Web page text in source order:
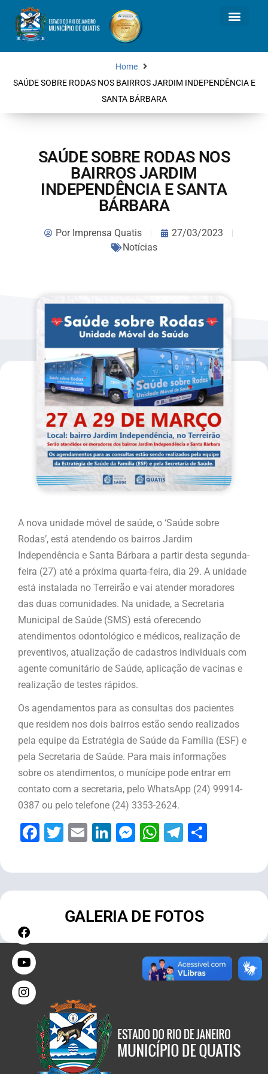
Home
SAÚDE SOBRE RODAS NOS BAIRROS JARDIM INDEPENDÊNCIA E
SANTA BÁRBARA
SAÚDE SOBRE RODAS NOS
BAIRROS JARDIM
INDEPENDÊNCIA E SANTA
BÁRBARA
PorImprensa Quatis
27/03/2023
Notícias
A nova unidade móvel de saúde, o ‘Saúde sobre
Rodas’, está atendendo os bairros Jardim
Independência e Santa Bárbara a partir desta segunda-
feira (27) até a próxima quarta-feira, dia 29. A unidade
está instalada no Terreirão e vai atender moradores
das duas comunidades. Na unidade, a Secretaria
Municipal de Saúde (SMS) está oferecendo
atendimentos odontológico e médicos, realização de
preventivos, atualização de cadastros individuais com
agente comunitário de Saúde, aplicação de vacinas e
realização de testes rápidos.
Os agendamentos para as consultas dos pacientes
que residem nos dois bairros estão sendo realizados
pela equipe da Estratégia de Saúde da Família (ESF) e
pela Secretaria de Saúde. Para mais informações
sobre os atendimentos, o munícipe pode entrar em
contato com a secretaria, pelo WhatsApp (24) 99914-
0387 ou pelo telefone (24) 3353-2624.
Facebook
Twitter
EmailLinkedIn
Messenger
WhatsApp
Telegram
GALERIA DE FOTOS